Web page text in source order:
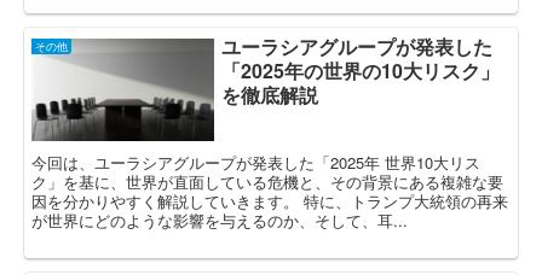
その他
ユーラシアグループが発表した
「2025年の世界の10大リスク」
を徹底解説
今回は、ユーラシアグループが発表した「2025年 世界10大リス
ク」を基に、世界が直面している危機と、その背景にある複雑な要
因を分かりやすく解説していきます。 特に、トランプ大統領の再来
が世界にどのような影響を与えるのか、そして、耳...